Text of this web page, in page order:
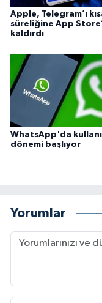
Apple, Telegram’ı
süreliğine App
kaldırdı
WhatsApp'da
dönemi başlıyor
Yorumlar
Muş
Niğde
Ordu
Osmaniye
Samsun
Sinop